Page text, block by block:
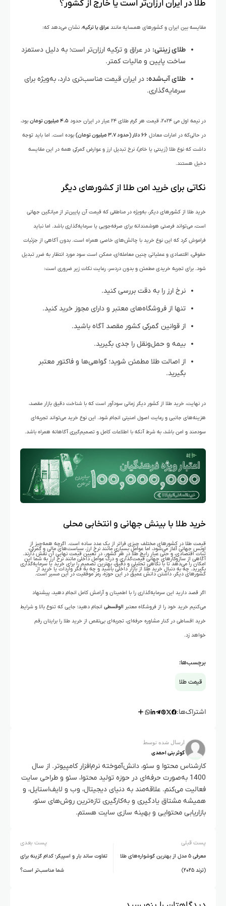
طلا در ایران ارزان‌تر است یا خارج از کشور؟
مقایسه بین ایران و کشورهای همسایه مانند عراق یا ترکیه، نشان می‌دهد که:
طلای زینتی: در عراق و ترکیه ارزان‌تر است؛ به دلیل دستمزد
ساخت پایین و مالیات کمتر.
طلای آب‌شده: در ایران قیمت مناسب‌تری دارد، به‌ویژه برای
سرمایه‌گذاری.
در نیمه اول می ۲۰۲۴، قیمت هر گرم طلای ۲۴ عیار در ایران حدود ۴.۵ میلیون تومان بود،
در حالی‌که در امارات معادل ۶۶ دلار (حدود ۳.۷ میلیون تومان) بوده است. اما باید توجه
داشت که نوع طلا (زینتی یا خام)، نرخ تبدیل ارز و عوارض گمرکی همه در این مقایسه
دخیل هستند.
نکاتی برای خرید امن طلا از کشورهای دیگر
خرید طلا از کشورهای دیگر، به‌ویژه در مناطقی که قیمت آن پایین‌تر از میانگین جهانی
است، می‌تواند فرصتی هوشمندانه برای صرفه‌جویی یا سرمایه‌گذاری باشد. اما نباید
فراموش کرد که این نوع خرید با چالش‌های خاصی همراه است. بدون آگاهی از جزئیات
حقوقی، اقتصادی و عملیاتی چنین معامله‌ای، ممکن است سود مورد انتظار به ضرر تبدیل
شود. برای تجربه خریدی مطمئن و بدون دردسر، رعایت نکات زیر ضروری است:
نرخ ارز را به دقت بررسی کنید.
تنها از فروشگاه‌های معتبر و دارای مجوز خرید کنید.
از قوانین گمرکی کشور مقصد آگاه باشید.
بیمه و حمل‌ونقل را جدی بگیرید.
از اصالت طلا مطمئن شوید؛ گواهی‌ها و فاکتور معتبر
بگیرید.
در نهایت، خرید طلا از کشور دیگر زمانی سودآور است که با شناخت دقیق بازار مقصد،
هزینه‌های جانبی و رعایت اصول امنیتی انجام شود. این نوع خرید می‌تواند تجربه‌ای
سودمند و امن باشد، به شرط آنکه با اطلاعات کامل و تصمیم‌گیری آگاهانه همراه باشد.
خرید طلا با بینش جهانی و انتخابی محلی
قیمت طلا در کشورهای مختلف چیزی فراتر از یک عدد ساده است. اگرچه همه‌چیز از
اونس جهانی آغاز می‌شود، اما عوامل بسیاری مانند نرخ ارز، سیاست‌های مالی و گمرکی،
ثبات اقتصادی، و حتی عیار رایج طلا در هر کشور، در تعیین قیمت نهایی آن نقش دارند.
آگاهی از سازوکارهای جهانی قیمت‌گذاری و درک عوامل داخلی مانند نرخ ارز به شما این
امکان را می‌دهد تا با نگاهی تحلیلی و دقیق، بهترین تصمیم را برای خرید یا سرمایه‌گذاری
بگیرید. چه به دنبال خرید طلا از بازار داخلی باشید و چه به فکر واردات یا خرید از
کشورهای دیگر، داشتن دانش عمیق در این حوزه، رمز موفقیت در این مسیر است.
اگر قصد دارید این سرمایه‌گذاری را با اطمینان و آرامش کامل انجام دهید، پیشنهاد
می‌کنیم خرید خود را از فروشگاه معتبر الوقسطی انجام دهید؛ جایی که تنوع بالا و شرایط
خرید اقساطی در کنار مشاوره حرفه‌ای، تجربه‌ای بی‌نقص از خرید طلا را برایتان رقم
خواهد زد.
برچسب‌ها:
قیمت طلا
اشتراک‌ها:
ارسال شده توسط
کوثر بنی احمدی
کارشناس محتوا و سئو، دانش‌آموخته نرم‌افزار کامپیوتر. از سال
1400 به‌صورت حرفه‌ای در حوزه تولید محتوا، سئو و طراحی سایت
فعالیت می‌کنم. علاقه‌مند به دنیای دیجیتال، وب و لایف‌استایل، و
همیشه مشتاق یادگیری و به‌کارگیری تازه‌ترین روش‌های سئو،
بازاریابی محتوایی و بهینه سازی سایت هستم.
پست قبلی
معرفی ۵ مدل از بهترین گوشواره‌های طلا
(ترند ۲۰۲۵)
پست بعدی
تفاوت ساند بار و اسپیکر؛ کدام گزینه برای
شما مناسب‌تر است؟